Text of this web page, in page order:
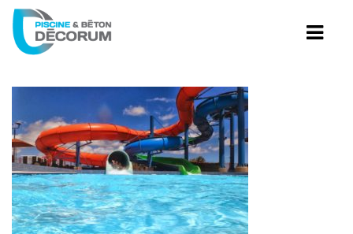
PISCINES CREUSÉES
PISCINE TRADITION
PISCINE HYBRIDE
PISCINES AVEC PLAGE